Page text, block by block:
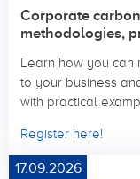
Corporate
methodologies,
Learn how you can
to your business
with practical
Register here!
17.09.2026